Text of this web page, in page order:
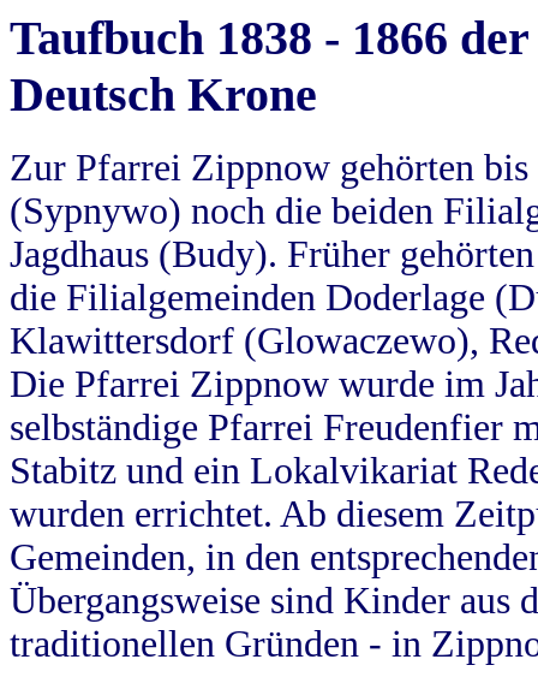
Taufbuch 1838 - 1866
Deutsch Krone
Zur Pfarrei Zippnow gehörten
(Sypnywo) noch die beiden
Jagdhaus (Budy). Früher
die Filialgemeinden Doderlage
Klawittersdorf (Glowaczewo),
Die Pfarrei Zippnow wurde im
selbständige Pfarrei Freudenfier
Stabitz und ein Lokalvikariat
wurden errichtet. Ab diesem
Gemeinden, in den
Übergangsweise sind Kinder aus
traditionellen Gründen - in